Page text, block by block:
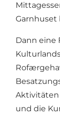
Garnhuset
Dann eine
und die